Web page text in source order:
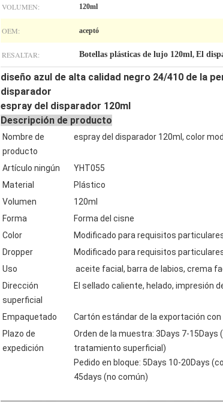
VOLUMEN: 120ml
OEM: aceptó
RESALTAR: Botellas plásticas de lujo 120ml, El
diseño azul de alta calidad negro 24/410 de la
disparador
espray del disparador 120ml
Descripción de producto
Nombre de
producto
espray del disparador 120ml, color
Artículo ningún
YHT055
Material
Plástico
Volumen
120ml
Forma
Forma del cisne
Color
Modificado para requisitos
Dropper
Modificado para requisitos
Uso
aceite facial, barra de labios, crema
Dirección
superficial
El sellado caliente, helado, impresión
Empaquetado
Cartón estándar de la exportación
Plazo de
expedición
Orden de la muestra: 3Days 7-
tratamiento superficial)
Pedido en bloque: 5Days 10-20Days
45days (no común)